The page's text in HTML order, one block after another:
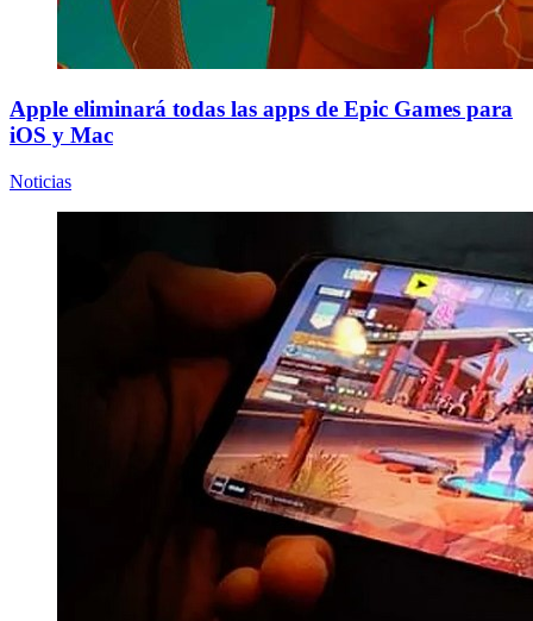
Apple eliminará todas las apps de Epic Games para
iOS y Mac
Noticias